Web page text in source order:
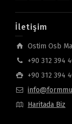
İletişim
Ostim Osb
+90 312 394
+90 312 394
Haritada Biz